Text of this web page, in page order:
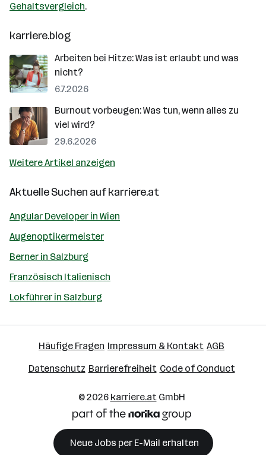
Gehaltsvergleich.
karriere.blog
Arbeiten bei Hitze: Was ist erlaubt und was
nicht?
6.7.2026
Burnout vorbeugen: Was tun, wenn alles zu
viel wird?
29.6.2026
Weitere Artikel anzeigen
Aktuelle Suchen aufkarriere.at
Angular Developer in Wien
Augenoptikermeister
Berner in Salzburg
Französisch Italienisch
Lokführer in Salzburg
Häufige Fragen Impressum & Kontakt AGB
Datenschutz Barrierefreiheit Code of Conduct
© 2026 karriere.atGmbH
Neue Jobs per E-Mail erhalten